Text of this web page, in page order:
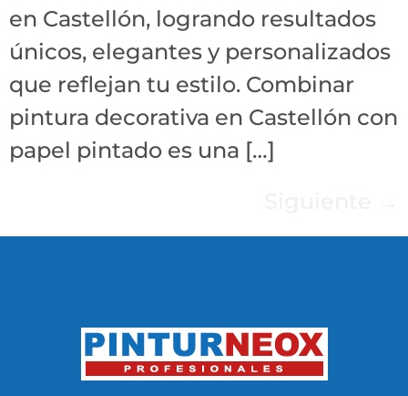
en Castellón, logrando resultados
únicos, elegantes y personalizados
que reflejan tu estilo. Combinar
pintura decorativa en Castellón con
papel pintado es una […]